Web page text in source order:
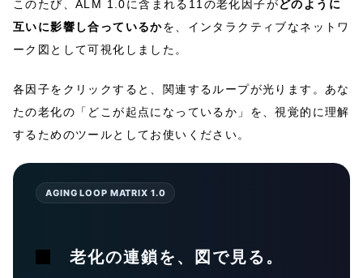
このたび、ALM 1.0に含まれる11の老化因子がどのように
互いに影響し合っているかを、インタラクティブなネットワ
ーク図として可視化しました。
各因子をクリックすると、関連するループが光ります。あな
たの老化の「どこが起点になっているか」を、視覚的に理解
するためのツールとしてお使いください。
AGING LOOP MATRIX 1.0
老化の連鎖を、図で見る。